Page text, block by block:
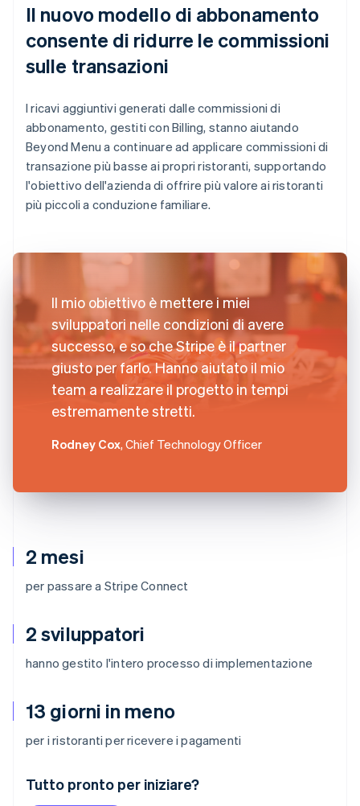
2 mesi
per passare a Stripe Connect
2 sviluppatori
hanno gestito l'intero processo di implementazione
13 giorni in meno
per i ristoranti per ricevere i pagamenti
Tutto pronto per iniziare?
Il nuovo modello di abbonamento
consente di ridurre le commissioni
sulle transazioni
I ricavi aggiuntivi generati dalle commissioni di
abbonamento, gestiti con Billing, stanno aiutando
Beyond Menu a continuare ad applicare commissioni di
transazione più basse ai propri ristoranti, supportando
l'obiettivo dell'azienda di offrire più valore ai ristoranti
più piccoli a conduzione familiare.
Il mio obiettivo è mettere i miei
sviluppatori nelle condizioni di avere
successo, e so che Stripe è il partner
giusto per farlo. Hanno aiutato il mio
team a realizzare il progetto in tempi
estremamente stretti.
Rodney Cox, Chief Technology Officer
Australia
English